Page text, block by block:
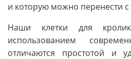
и которую можно перенести с
Наши клетки для
использованием
отличаются простотой и